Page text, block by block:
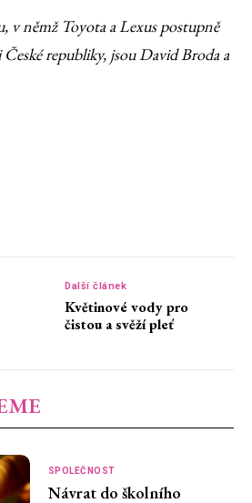
v němž Toyota a Lexus postupně
Českérepubliky, jsou David Broda a
Další článek
Květinové vody pro
čistou a svěží pleť
SPOLEČNOST
Návrat do školního